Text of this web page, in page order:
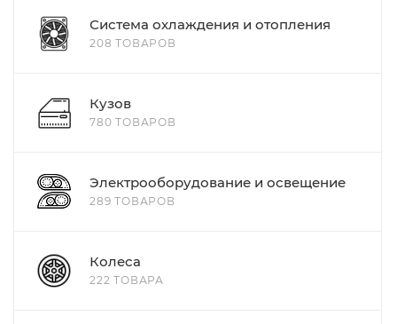
Система охлаждения и отопления
208 ТОВАРОВ
Кузов
780 ТОВАРОВ
Электрооборудование и освещение
289 ТОВАРОВ
Колеса
222 ТОВАРА